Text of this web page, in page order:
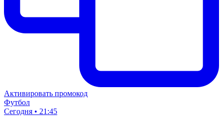
Активировать промокод
Футбол
Сегодня • 21:45